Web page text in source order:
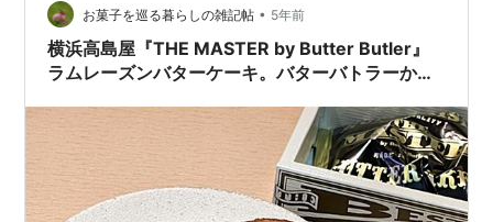
sweetsguide.jp モンブラン モンブラン 480円 お店の人
気商品だというモンブラン。 背の高いモンブランはシン
プルな…
お菓子を巡る暮らしの雑記帖 • 5年前
横浜高島屋『THE MASTER by Butter Butler』
ラムレーズンバターケーキ。バターバトラーから